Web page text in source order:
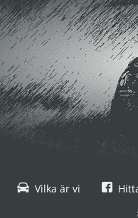
Vilka är vi